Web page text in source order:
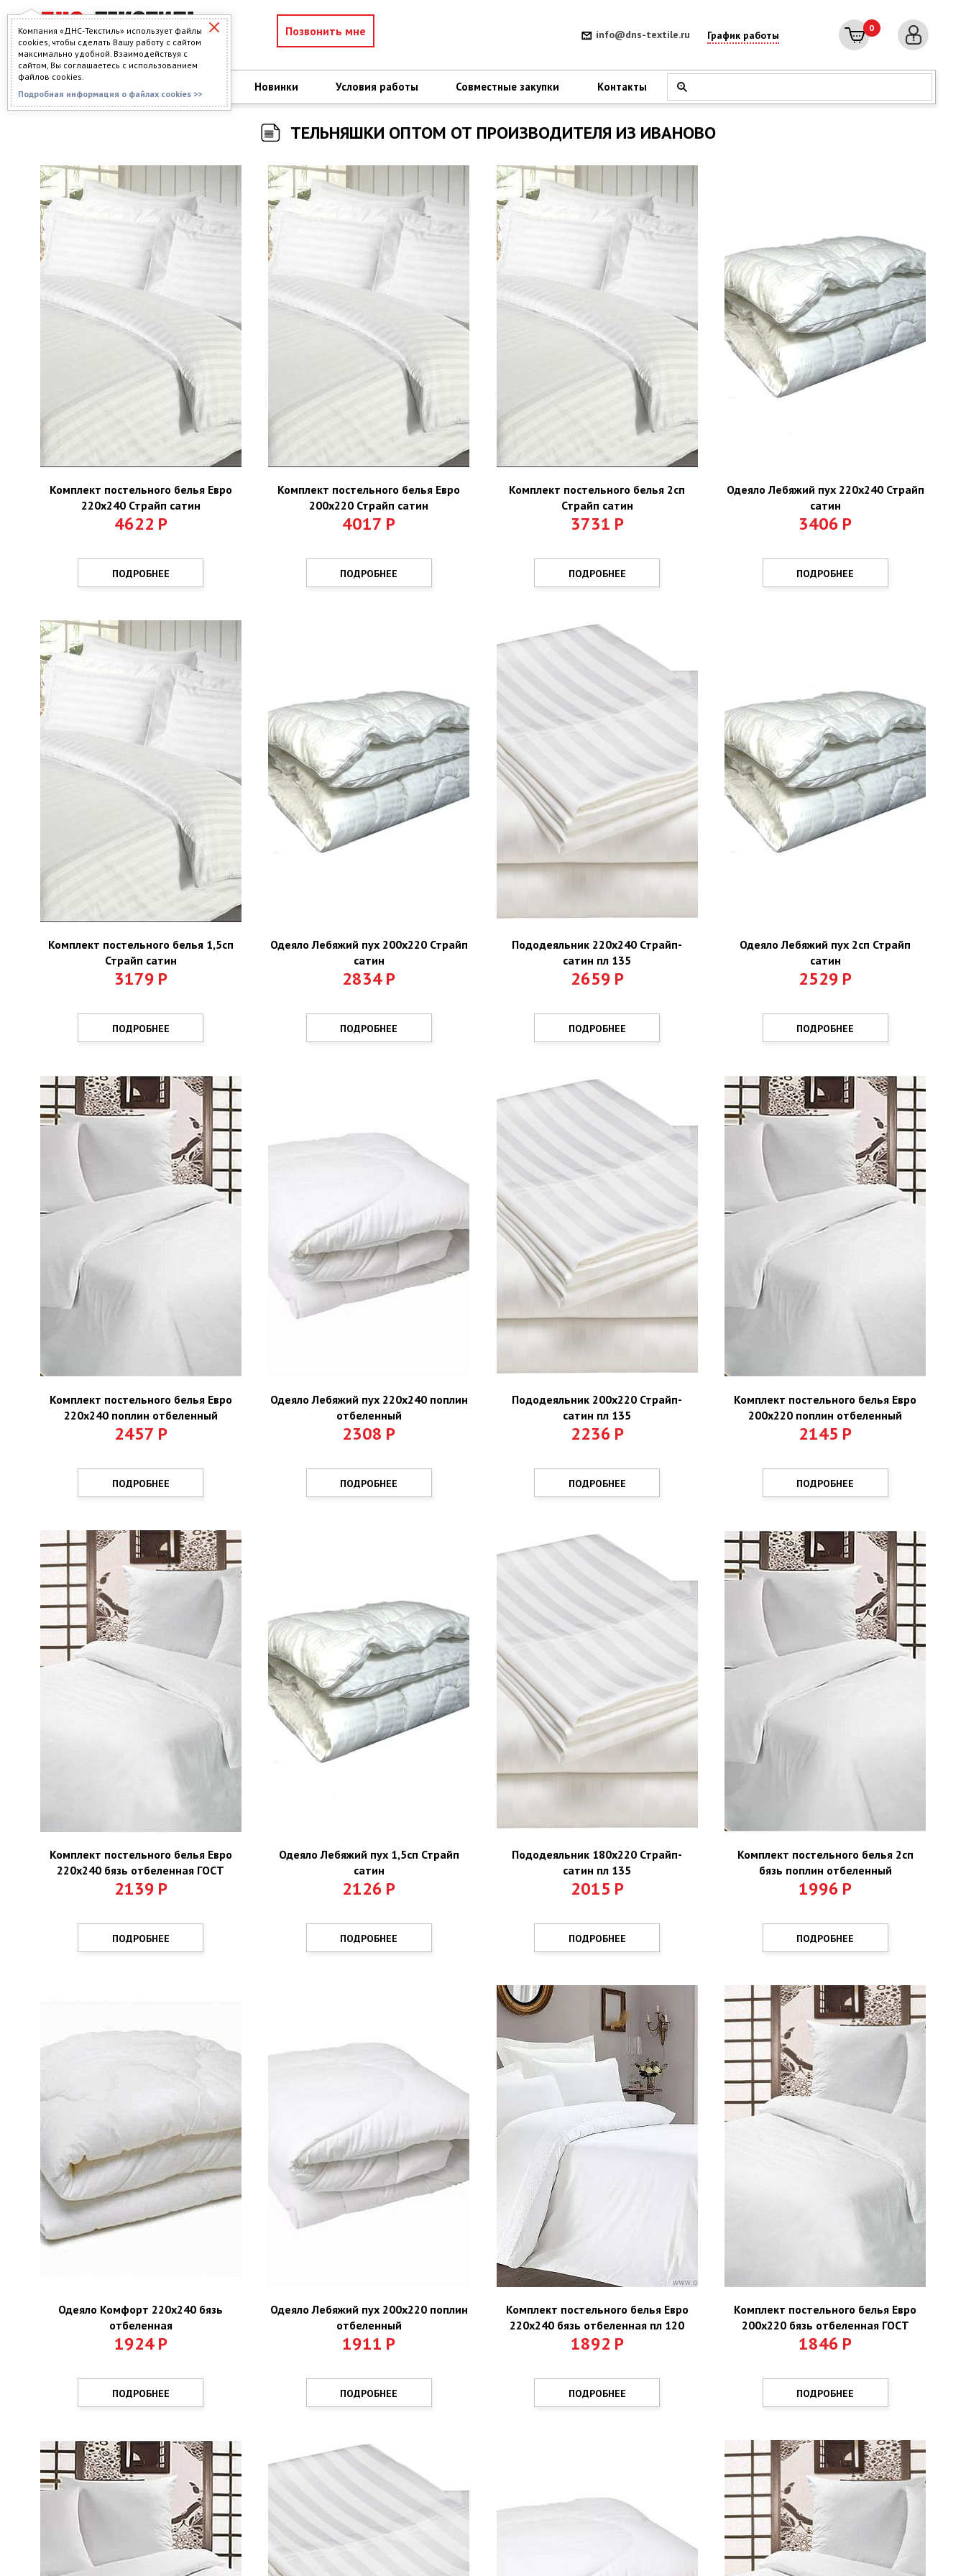
Компания «ДНС-Текстиль» использует файлы
cookies, чтобы сделать Вашу работу с сайтом
максимально удобной. Взаимодействуя с
сайтом, Вы соглашаетесь с использованием
файлов cookies.
Подробная информация о файлах cookies >>
Позвонить мне info@dns-textile.ru График работы
0
КАТАЛОГ Новинки Условия работы Совместные закупки Контакты
ТЕЛЬНЯШКИ ОПТОМ ОТ ПРОИЗВОДИТЕЛЯ ИЗ ИВАНОВО
Комплект постельного белья Евро
220х240 Страйп сатин
4622 Р
ПОДРОБНЕЕ
Комплект постельного белья Евро
200х220 Страйп сатин
4017 Р
ПОДРОБНЕЕ
Комплект постельного белья 2сп
Страйп сатин
3731 Р
ПОДРОБНЕЕ
Одеяло Лебяжий пух 220х240 Страйп
сатин
3406 Р
ПОДРОБНЕЕ
Комплект постельного белья 1,5сп
Страйп сатин
3179 Р
ПОДРОБНЕЕ
Одеяло Лебяжий пух 200х220 Страйп
сатин
2834Р
ПОДРОБНЕЕ
Пододеяльник 220х240 Страйп-
сатин пл 135
2659 Р
ПОДРОБНЕЕ
Одеяло Лебяжий пух 2сп Страйп
сатин
2529 Р
ПОДРОБНЕЕ
Комплект постельного белья Евро
220х240 поплин отбеленный
2457 Р
ПОДРОБНЕЕ
Одеяло Лебяжий пух 220х240 поплин
отбеленный
2308 Р
ПОДРОБНЕЕ
Пододеяльник 200х220 Страйп-
сатин пл 135
2236 Р
ПОДРОБНЕЕ
Комплект постельного белья Евро
200х220 поплин отбеленный
2145 Р
ПОДРОБНЕЕ
Комплект постельного белья Евро
220х240 бязь отбеленная ГОСТ
2139 Р
ПОДРОБНЕЕ
Одеяло Лебяжий пух 1,5сп Страйп
сатин
2126 Р
ПОДРОБНЕЕ
Пододеяльник 180х220 Страйп-
сатин пл 135
2015 Р
ПОДРОБНЕЕ
Комплект постельного белья 2сп
бязь поплин отбеленный
1996 Р
ПОДРОБНЕЕ
Одеяло Комфорт 220х240 бязь
отбеленная
1924 Р
ПОДРОБНЕЕ
Одеяло Лебяжий пух 200х220 поплин
отбеленный
1911 Р
ПОДРОБНЕЕ
Комплект постельного белья Евро
220х240 бязь отбеленная пл 120
1892 Р
ПОДРОБНЕЕ
Комплект постельного белья Евро
200х220 бязь отбеленная ГОСТ
1846 Р
ПОДРОБНЕЕ